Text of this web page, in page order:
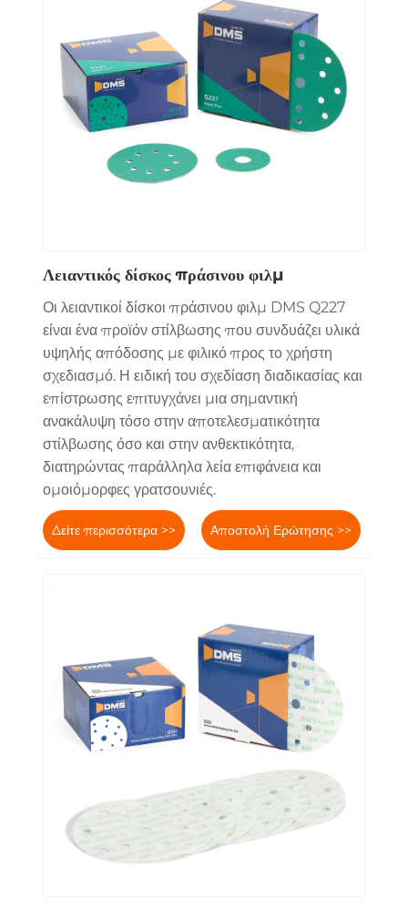
Λειαντικός δίσκος πράσινου φιλμ
Οι λειαντικοί δίσκοι πράσινου φιλμ DMS Q227
είναι ένα προϊόν στίλβωσης που συνδυάζει υλικά
υψηλής απόδοσης με φιλικό προς το χρήστη
σχεδιασμό. Η ειδική του σχεδίαση διαδικασίας και
επίστρωσης επιτυγχάνει μια σημαντική
ανακάλυψη τόσο στην αποτελεσματικότητα
στίλβωσης όσο και στην ανθεκτικότητα,
διατηρώντας παράλληλα λεία επιφάνεια και
ομοιόμορφες γρατσουνιές.
Δείτε περισσότερα >> Αποστολή Ερώτησης >>